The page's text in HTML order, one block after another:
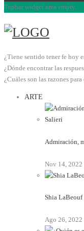
Topbar widget area empty.
¿Tiene sentido tener fe hoy
¿Dónde encontrar las
¿Cuáles son las razones para
ARTE
Admiración,
Nov 14, 2022
Shia LaBeouf
Ago 26, 2022